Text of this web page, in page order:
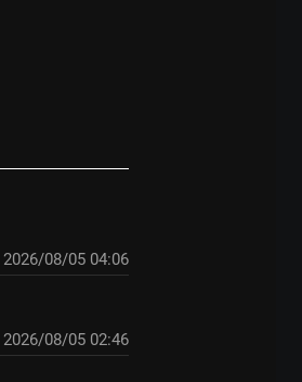
2026/08/05 04:06
2026/08/05 02:46